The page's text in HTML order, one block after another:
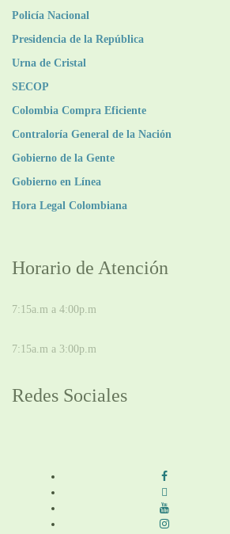
Policía Nacional
Presidencia de la República
Urna de Cristal
SECOP
Colombia Compra Eficiente
Contraloría General de la Nación
Gobierno de la Gente
Gobierno en Línea
Hora Legal Colombiana
Horario de Atención
7:15a.m a 4:00p.m
7:15a.m a 3:00p.m
Redes Sociales